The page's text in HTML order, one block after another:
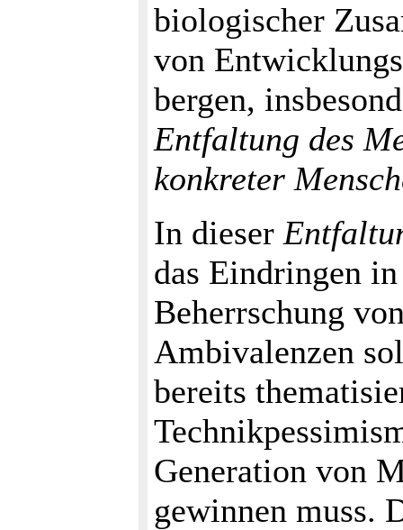
biologischer
von
bergen,
Entfaltung des
konkreter
In dieser
das Eindringen
Beherrschung
Ambivalenzen
bereits
Generation von
gewinnen muss.